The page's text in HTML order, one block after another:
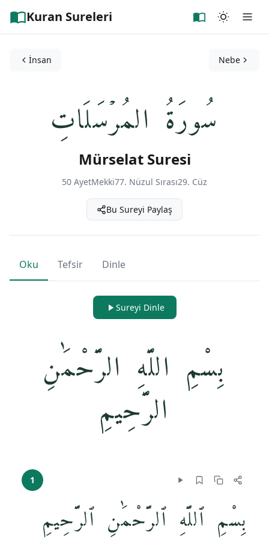
Kuran Sureleri
İnsan Nebe
سُورَةُ المُرۡسَلَاتِ
Mürselat Suresi
50 AyetMekki77. Nüzul Sırası29. Cüz
Bu Sureyi Paylaş
Oku Tefsir Dinle
Sureyi Dinle
بِسْمِ اللَّهِ الرَّحْمَٰنِ
الرَّحِيمِ
1
بِسْمِ ٱللَّهِ ٱلرَّحْمَٰنِ ٱلرَّحِيمِ